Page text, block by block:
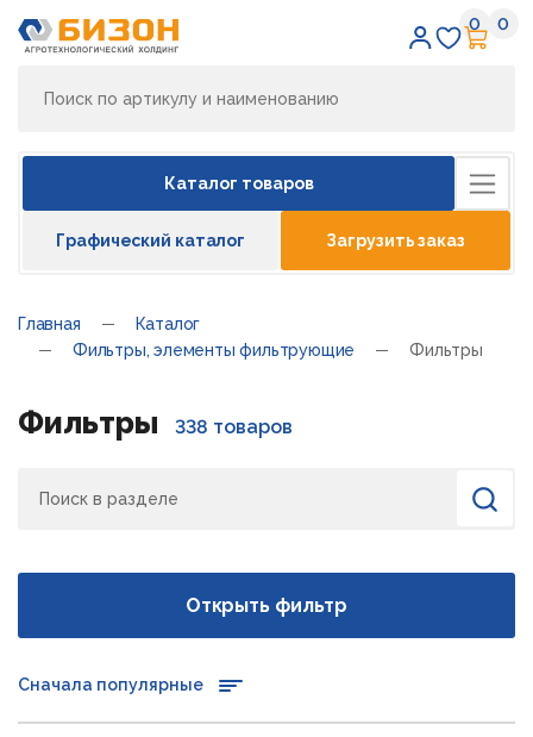
0 0
Каталог товаров
Графический каталог Загрузить заказ
Главная
Каталог
Фильтры, элементы фильтрующие
Фильтры
Фильтры 338 товаров
Найти
Открыть фильтр
Сначала популярные